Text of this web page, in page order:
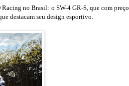
no Brasil: o SW-4 GR-S, que com preço
destacam seu design esportivo.